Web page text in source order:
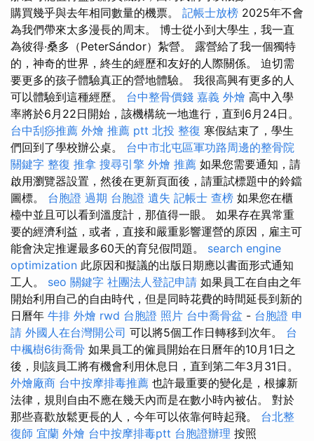
購買幾乎與去年相同數量的機票。 記帳士放榜 2025年不會
為我們帶來太多漫長的周末。 博士從小到大學生，我一直
為彼得·桑多（PeterSándor）紮營。 露營給了我一個獨特
的，神奇的世界，終生的經歷和友好的人際關係。 迫切需
要更多的孩子體驗真正的營地體驗。 我很高興有更多的人
可以體驗到這種經歷。 台中整骨價錢 嘉義 外燴 高中入學
率將於6月22日開始，該機構統一地進行，直到6月24日。
台中刮痧推薦 外燴 推薦 ptt 北投 整復 寒假結束了，學生
們回到了學校辦公桌。 台中市北屯區軍功路周邊的整骨院
關鍵字 整復 推拿 搜尋引擎 外燴 推薦 如果您需要通知，請
啟用瀏覽器設置，然後在更新頁面後，請重試標題中的鈴鐺
圖標。 台胞證 過期 台胞證 遺失 記帳士 查榜 如果您在櫃
檯中並且可以看到溫度計，那值得一眼。 如果存在異常重
要的經濟利益，或者，直接和嚴重影響運營的原因，雇主可
能會決定推遲最多60天的育兒假問題。 search engine
optimization 此原因和擬議的出版日期應以書面形式通知
工人。 seo 關鍵字 社團法人登記申請 如果員工在自由之年
開始利用自己的自由時代，但是同時花費的時間延長到新的
日曆年 牛排 外燴 rwd 台胞證 照片 台中喬骨盆 - 台胞證 申
請 外國人在台灣開公司 可以將5個工作日轉移到次年。 台
中楓樹6街喬骨 如果員工的僱員開始在日曆年的10月1日之
後，則該員工將有機會利用休息日，直到第二年3月31日。
外燴廠商 台中按摩排毒推薦 也許最重要的變化是，根據新
法律，規則自由不應在幾天內而是在數小時內被佔。 對於
那些喜歡放鬆更長的人，今年可以依靠何時起飛。 台北整
復師 宜蘭 外燴 台中按摩排毒ptt 台胞證辦理 按照